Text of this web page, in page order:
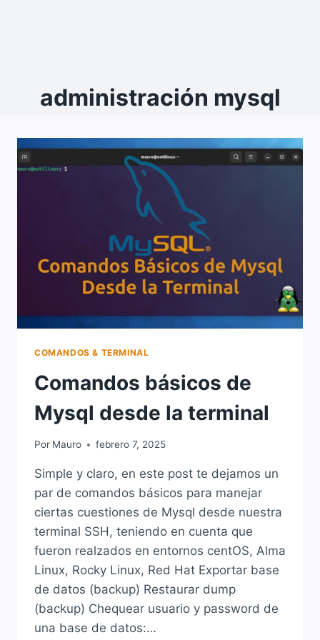
administración mysql
COMANDOS & TERMINAL
Comandos básicos de
Mysql desde la terminal
Por Mauro febrero 7, 2025
Simple y claro, en este post te dejamos un
par de comandos básicos para manejar
ciertas cuestiones de Mysql desde nuestra
terminal SSH, teniendo en cuenta que
fueron realzados en entornos centOS, Alma
Linux, Rocky Linux, Red Hat Exportar base
de datos (backup) Restaurar dump
(backup) Chequear usuario y password de
una base de datos:…